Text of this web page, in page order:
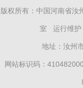
版权所有：中国河南省
室 运行维护
地址：汝州
网站标识码：